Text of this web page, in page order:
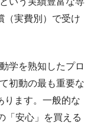
（実費別）で受け
学を熟知したプロ
初動の最も重要な
ります。一般的な
「安心」を買える